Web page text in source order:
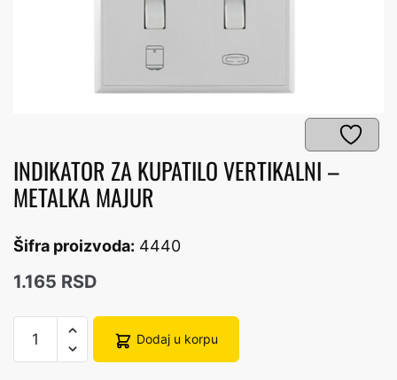
INDIKATOR ZA KUPATILO VERTIKALNI –
METALKA MAJUR
Šifra proizvoda: 4440
1.165 RSD
INDIKATOR
Dodaj u korpu